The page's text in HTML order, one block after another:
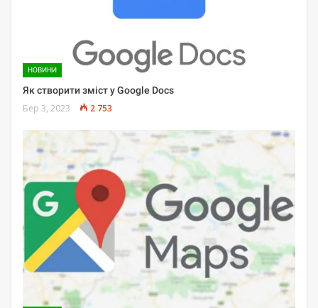
НОВИНИ
Як створити зміст у Google Docs
Бер 3, 2023 2 753